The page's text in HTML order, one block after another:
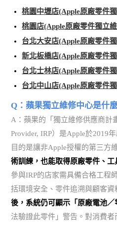
桃園中壢店(Apple原廠零件
桃園店(Apple原廠零件獨立
台北大安店(Apple原廠零件
新北板橋店(Apple原廠零件
台北士林店(Apple原廠零件
台北中山店(Apple原廠零件
Q：蘋果獨立維修中心是什
A：蘋果的「獨立維修供應商計
Provider, IRP）是Apple於2019
目的是讓非Apple授權的第三方
術訓練，也能取得原廠零件、
參與IRP的店家需具備合格工程
括環境安全、零件追溯與顧客
後，系統仍可顯示「原廠電池／
法驗證此零件」警告。對消費者